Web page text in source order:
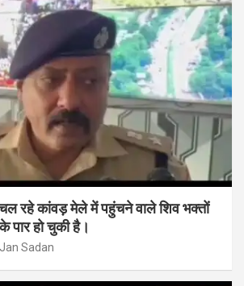
में चल रहे कांवड़ मेले में पहुंचने वाले शिव भक्तों
पार हो चुकी है।
Jan Sadan